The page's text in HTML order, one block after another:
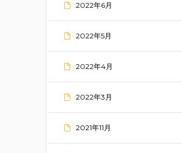
2022年6月
2022年5月
2022年4月
2022年3月
2021年11月